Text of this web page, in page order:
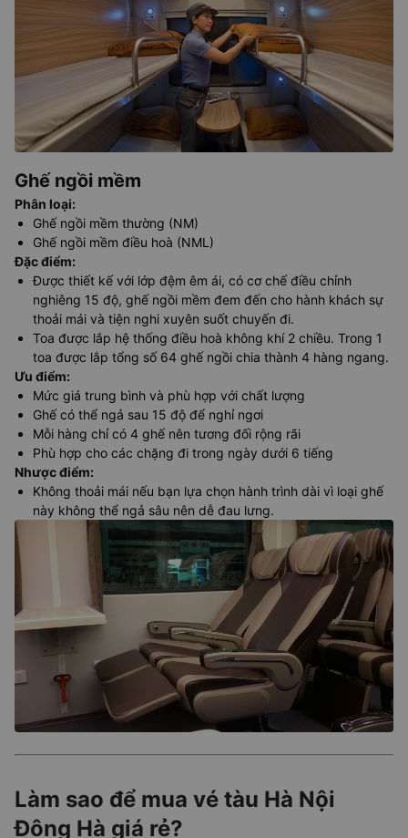
Ghế ngồi mềm
Phân loại:
Ghế ngồi mềm thường (NM)
Ghế ngồi mềm điều hoà (NML)
Đặc điểm:
Được thiết kế với lớp đệm êm ái, có cơ chế điều chỉnh
nghiêng 15 độ, ghế ngồi mềm đem đến cho hành khách sự
thoải mái và tiện nghi xuyên suốt chuyến đi.
Toa được lắp hệ thống điều hoà không khí 2 chiều. Trong 1
toa được lắp tổng số 64 ghế ngồi chia thành 4 hàng ngang.
Ưu điểm:
Mức giá trung bình và phù hợp với chất lượng
Ghế có thể ngả sau 15 độ để nghỉ ngơi
Mỗi hàng chỉ có 4 ghế nên tương đối rộng rãi
Phù hợp cho các chặng đi trong ngày dưới 6 tiếng
Nhược điểm:
Không thoải mái nếu bạn lựa chọn hành trình dài vì loại ghế
này không thể ngả sâu nên dễ đau lưng.
Làm sao để mua vé tàu Hà Nội
Đông Hà giá rẻ?